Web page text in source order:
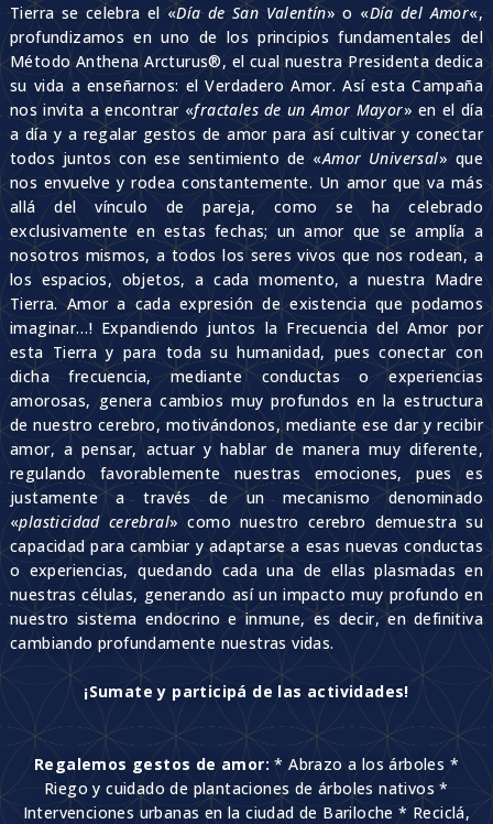
Tierra se celebra el «Día de San Valentín» o «Día del Amor«,
profundizamos en uno de los principios fundamentales del
Método Anthena Arcturus®, el cual nuestra Presidenta dedica
su vida a enseñarnos: el Verdadero Amor. Así esta Campaña
nos invita a encontrar «fractales de un Amor Mayor» en el día
a día y a regalar gestos de amor para así cultivar y conectar
todos juntos con ese sentimiento de «Amor Universal» que
nos envuelve y rodea constantemente. Un amor que va más
allá del vínculo de pareja, como se ha celebrado
exclusivamente en estas fechas; un amor que se amplía a
nosotros mismos, a todos los seres vivos que nos rodean, a
los espacios, objetos, a cada momento, a nuestra Madre
Tierra. Amor a cada expresión de existencia que podamos
imaginar…! Expandiendo juntos la Frecuencia del Amor por
esta Tierra y para toda su humanidad, pues conectar con
dicha frecuencia, mediante conductas o experiencias
amorosas, genera cambios muy profundos en la estructura
de nuestro cerebro, motivándonos, mediante ese dar y recibir
amor, a pensar, actuar y hablar de manera muy diferente,
regulando favorablemente nuestras emociones, pues es
justamente a través de un mecanismo denominado
«plasticidad cerebral» como nuestro cerebro demuestra su
capacidad para cambiar y adaptarse a esas nuevas conductas
o experiencias, quedando cada una de ellas plasmadas en
nuestras células, generando así un impacto muy profundo en
nuestro sistema endocrino e inmune, es decir, en definitiva
cambiando profundamente nuestras vidas.
¡Sumate y participá de las actividades!
Regalemos gestos de amor:* Abrazo a los árboles *
Riego y cuidado de plantaciones de árboles nativos *
Intervenciones urbanas en la ciudad de Bariloche * Reciclá,